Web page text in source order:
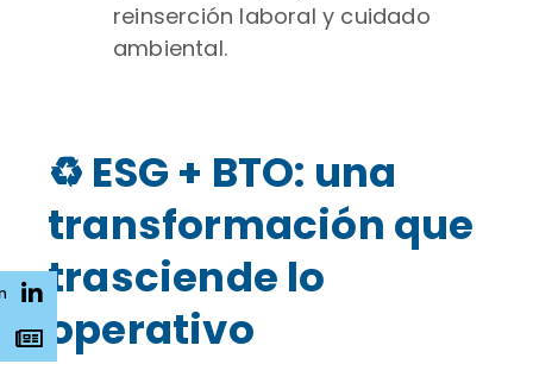
reinserción laboral y cuidado
ambiental.
♻️ ESG + BTO: una
transformación que
trasciende lo
operativo